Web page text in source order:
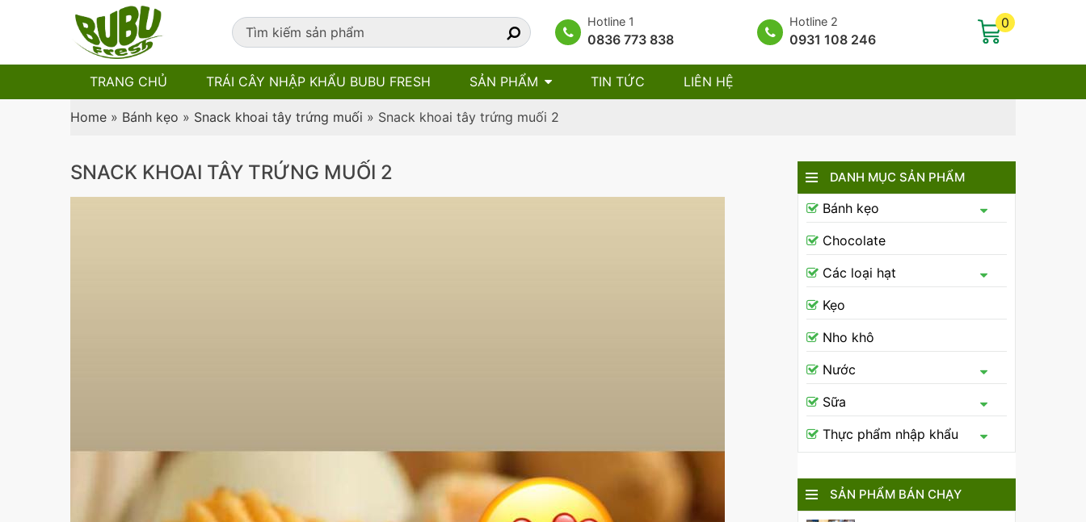
Hotline 1
0836 773 838
Hotline 2
0931 108 246
0
TRANG CHỦ TRÁI CÂY NHẬP KHẨU BUBU FRESH SẢN PHẨM TIN TỨC LIÊN HỆ
Home » Bánh kẹo » Snack khoai tây trứng muối » Snack khoai tây trứng muối 2
SNACK KHOAI TÂY TRỨNG MUỐI 2 DANH MỤC SẢN PHẨM
Bánh kẹo
Chocolate
Các loại hạt
Kẹo
Nho khô
Nước
Sữa
Thực phẩm nhập khẩu
SẢN PHẨM BÁN CHẠY